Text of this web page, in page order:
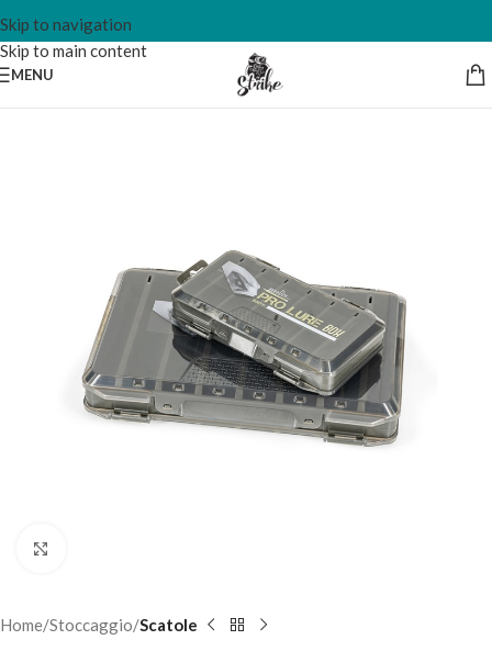
Skip to navigation
Skip to main content
MENU
Home Stoccaggio Scatole